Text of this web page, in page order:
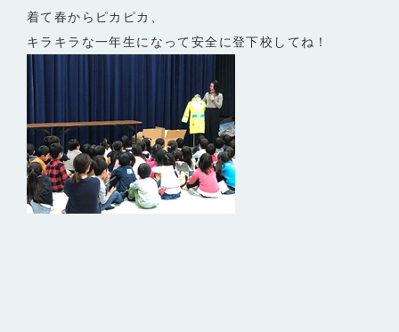
着て春からピカピカ、
キラキラな一年生になって安全に登下校してね！